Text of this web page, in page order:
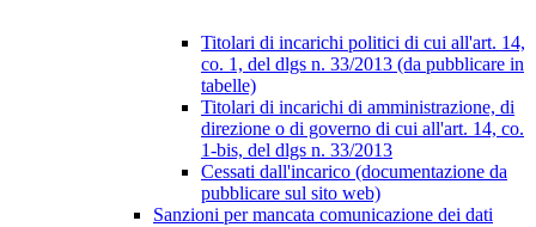
Titolari di incarichi politici di cui all'art. 14,
co. 1, del dlgs n. 33/2013 (da pubblicare in
tabelle)
Titolari di incarichi di amministrazione, di
direzione o di governo di cui all'art. 14, co.
1-bis, del dlgs n. 33/2013
Cessati dall'incarico (documentazione da
pubblicare sul sito web)
Sanzioni per mancata comunicazione dei dati